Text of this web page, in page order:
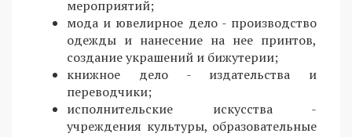
мероприятий;
мода и ювелирное дело - производство
одежды и нанесение на нее принтов,
создание украшений и бижутерии;
книжное дело - издательства и
переводчики;
исполнительские искусства -
учреждения культуры, образовательные